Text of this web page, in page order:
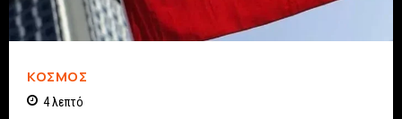
ΚΌΣΜΟΣ
4λεπτό